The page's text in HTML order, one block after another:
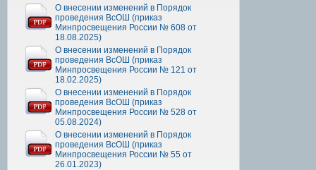
О внесении изменений в Порядок
проведения ВсОШ (приказ
Минпросвещения России № 608 от
18.08.2025)
О внесении изменений в Порядок
проведения ВсОШ (приказ
Минпросвещения России № 121 от
18.02.2025)
О внесении изменений в Порядок
проведения ВсОШ (приказ
Минпросвещения России № 528 от
05.08.2024)
О внесении изменений в Порядок
проведения ВсОШ (приказ
Минпросвещения России № 55 от
26.01.2023)